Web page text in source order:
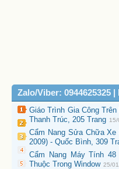
Zalo/Viber: 0944625325
Giáo Trình Gia Công
Thanh Trúc, 205 Trang
Cẩm Nang Sửa Chữa Xe
2009) - Quốc Bình, 309
Cẩm Nang Máy Tính
Thuộc Trong Window 25/